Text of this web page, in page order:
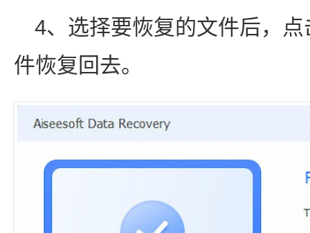
4、选择要恢复的文件后，
件恢复回去。